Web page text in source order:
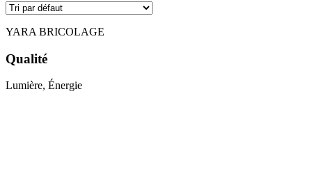
YARA BRICOLAGE
Qualité
Lumière, Énergie